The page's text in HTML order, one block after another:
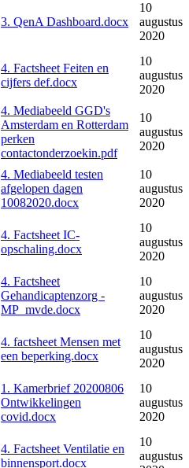
3. QenA Dashboard.docx
10
augustus
2020
4. Factsheet Feiten en
cijfers def.docx
10
augustus
2020
4. Mediabeeld GGD's
Amsterdam en Rotterdam
perken
contactonderzoekin.pdf
10
augustus
2020
4. Mediabeeld testen
afgelopen dagen
10082020.docx
10
augustus
2020
4. Factsheet IC-
opschaling.docx
10
augustus
2020
4. Factsheet
Gehandicaptenzorg -
MP_mvde.docx
10
augustus
2020
4. factsheet Mensen met
een beperking.docx
10
augustus
2020
1. Kamerbrief 20200806
Ontwikkelingen
covid.docx
10
augustus
2020
4. Factsheet Ventilatie en
binnensport.docx
10
augustus